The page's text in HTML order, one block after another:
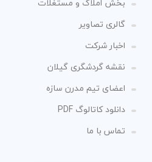
گالری تصاویر
اخبار شرکت
نقشه گردشگری گیلان
اعضای تیم مدرن سازه
دانلود کاتالوگ PDF
تماس با ما